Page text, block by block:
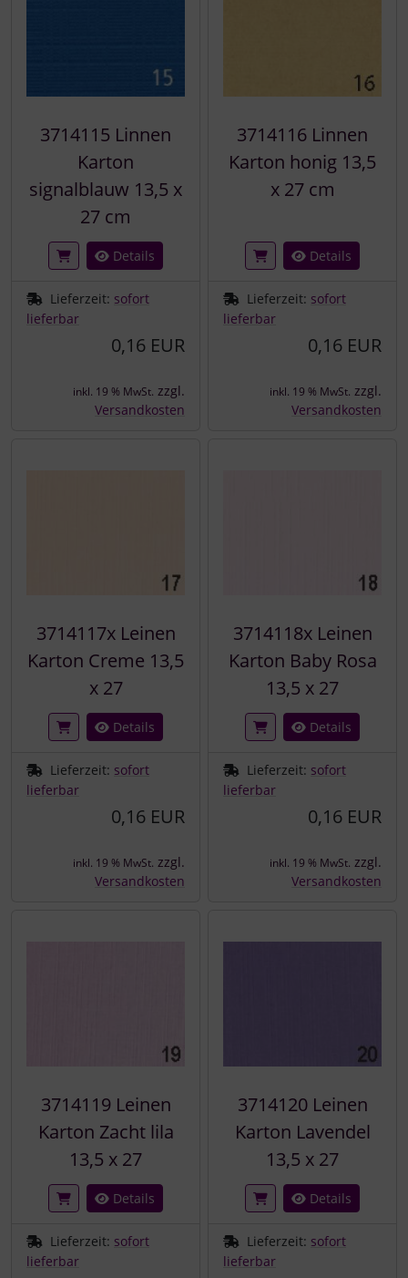
3714115 Linnen
Karton
signalblauw 13,5 x
27 cm
Details
Lieferzeit: sofort
lieferbar
0,16 EUR
inkl. 19 % MwSt. zzgl.
Versandkosten
3714116 Linnen
Karton honig 13,5
x 27 cm
Details
Lieferzeit: sofort
lieferbar
0,16 EUR
inkl. 19 % MwSt. zzgl.
Versandkosten
3714117x Leinen
Karton Creme 13,5
x 27
Details
Lieferzeit: sofort
lieferbar
0,16 EUR
inkl. 19 % MwSt. zzgl.
Versandkosten
3714118x Leinen
Karton Baby Rosa
13,5 x 27
Details
Lieferzeit: sofort
lieferbar
0,16 EUR
inkl. 19 % MwSt. zzgl.
Versandkosten
3714119 Leinen
Karton Zacht lila
13,5 x 27
Details
Lieferzeit: sofort
lieferbar
3714120 Leinen
Karton Lavendel
13,5 x 27
Details
Lieferzeit: sofort
lieferbar